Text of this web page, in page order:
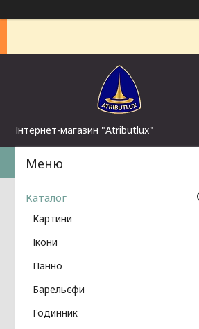
Інтернет-магазин "Atributlux"
Каталог
Картини
Ікони
Панно
Барельєфи
Годинник